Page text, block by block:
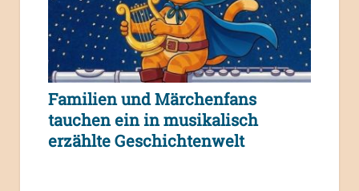
Familien und Märchenfans
tauchen ein in musikalisch
erzählte Geschichtenwelt